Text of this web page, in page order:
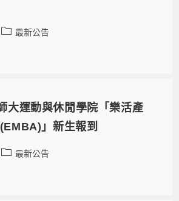
最新公告
大運動與休閒學院「樂活產
」新生報到
最新公告